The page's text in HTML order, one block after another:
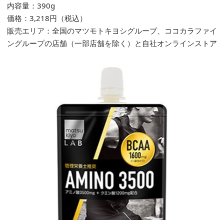
内容量：390g
価格：3,218円（税込）
販売エリア：全国のマツモトキヨシグループ、ココカラファイ
ングループの店舗（一部店舗を除く）と自社オンラインストア